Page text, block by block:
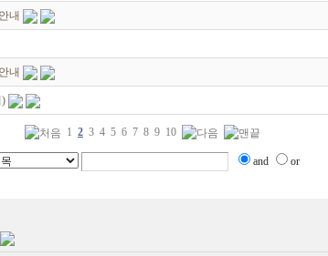
내
내
)
1 2 3 4 5 6 7 8 9 10
and or